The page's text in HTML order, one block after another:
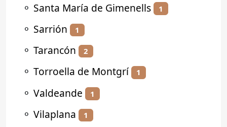
⚬ Santa María de Gimenells 1
⚬ Sarrión 1
⚬ Tarancón 2
⚬ Torroella de Montgrí 1
⚬ Valdeande 1
⚬ Vilaplana 1